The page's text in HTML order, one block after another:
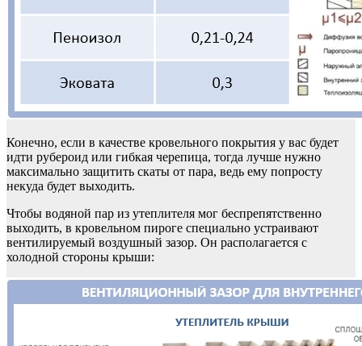
Конечно, если в качестве кровельного покрытия у вас будет
идти рубероид или гибкая черепица, тогда лучше нужно
максимально защитить скаты от пара, ведь ему попросту
некуда будет выходить.
Чтобы водяной пар из утеплителя мог беспрепятственно
выходить, в кровельном пироге специально устраивают
вентилируемый воздушный зазор. Он располагается с
холодной стороны крыши: